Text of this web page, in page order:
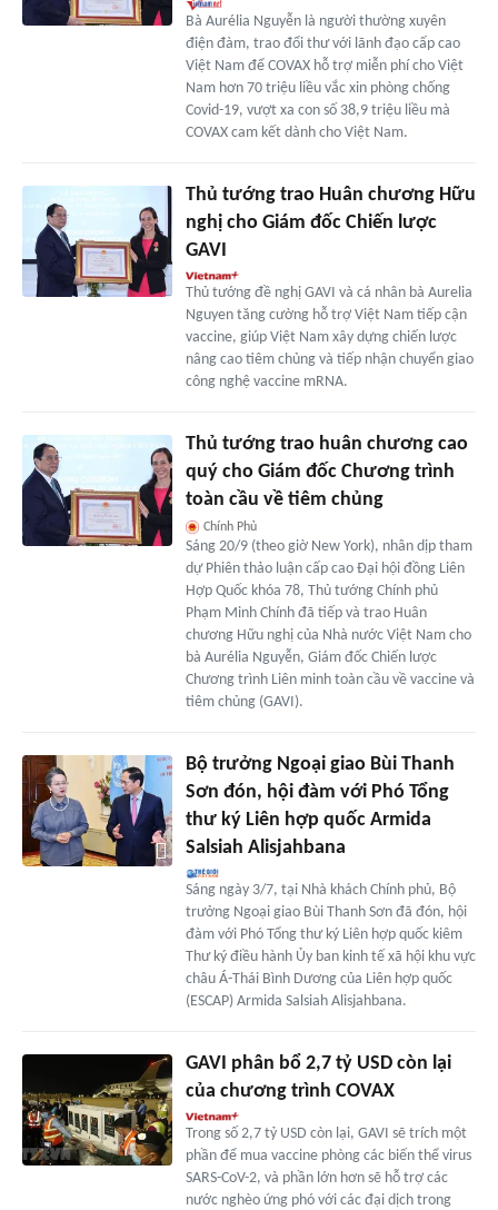
Bà Aurélia Nguyễn là người thường xuyên
điện đàm, trao đổi thư với lãnh đạo cấp cao
Việt Nam để COVAX hỗ trợ miễn phí cho Việt
Nam hơn 70 triệu liều vắc xin phòng chống
Covid-19, vượt xa con số 38,9 triệu liều mà
COVAX cam kết dành cho Việt Nam.
Thủ tướng trao Huân chương Hữu
nghị cho Giám đốc Chiến lược
GAVI
Thủ tướng đề nghị GAVI và cá nhân bà Aurelia
Nguyen tăng cường hỗ trợ Việt Nam tiếp cận
vaccine, giúp Việt Nam xây dựng chiến lược
nâng cao tiêm chủng và tiếp nhận chuyển giao
công nghệ vaccine mRNA.
Thủ tướng trao huân chương cao
quý cho Giám đốc Chương trình
toàn cầu về tiêm chủng
Chính Phủ
Sáng 20/9 (theo giờ New York), nhân dịp tham
dự Phiên thảo luận cấp cao Đại hội đồng Liên
Hợp Quốc khóa 78, Thủ tướng Chính phủ
Phạm Minh Chính đã tiếp và trao Huân
chương Hữu nghị của Nhà nước Việt Nam cho
bà Aurélia Nguyễn, Giám đốc Chiến lược
Chương trình Liên minh toàn cầu về vaccine và
tiêm chủng (GAVI).
Bộ trưởng Ngoại giao Bùi Thanh
Sơn đón, hội đàm với Phó Tổng
thư ký Liên hợp quốc Armida
Salsiah Alisjahbana
Sáng ngày 3/7, tại Nhà khách Chính phủ, Bộ
trưởng Ngoại giao Bùi Thanh Sơn đã đón, hội
đàm với Phó Tổng thư ký Liên hợp quốc kiêm
Thư ký điều hành Ủy ban kinh tế xã hội khu vực
châu Á-Thái Bình Dương của Liên hợp quốc
(ESCAP) Armida Salsiah Alisjahbana.
GAVI phân bổ 2,7 tỷ USD còn lại
của chương trình COVAX
Trong số 2,7 tỷ USD còn lại, GAVI sẽ trích một
phần để mua vaccine phòng các biến thể virus
SARS-CoV-2, và phần lớn hơn sẽ hỗ trợ các
nước nghèo ứng phó với các đại dịch trong